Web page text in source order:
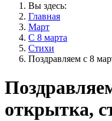
Вы здесь:
Главная
Март
С 8 марта
Стихи
Поздравляем с 8
открытка,